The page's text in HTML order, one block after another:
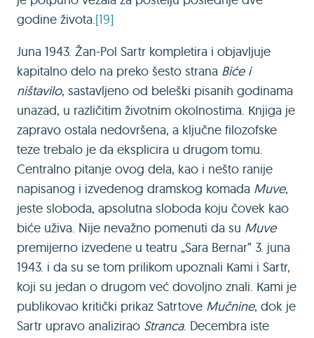
godine života.[19]
Juna 1943. Žan-Pol Sartr kompletira i objavljuje
kapitalno delo na preko šesto strana Biće i
ništavilo, sastavljeno od beleški pisanih godinama
unazad, u različitim životnim okolnostima. Кnjiga je
zapravo ostala nedovršena, a ključne filozofske
teze trebalo je da eksplicira u drugom tomu.
Centralno pitanje ovog dela, kao i nešto ranije
napisanog i izvedenog dramskog komada Muve,
jeste sloboda, apsolutna sloboda koju čovek kao
biće uživa. Nije nevažno pomenuti da su Muve
premijerno izvedene u teatru „Sara Bernar” 3. juna
1943. i da su se tom prilikom upoznali Кami i Sartr,
koji su jedan o drugom već dovoljno znali. Кami je
publikovao kritički prikaz Satrtove Mučnine, dok je
Sartr upravo analizirao Stranca. Decembra iste